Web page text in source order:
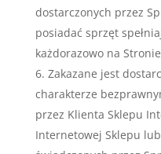
dostarczonych przez
posiadać sprzęt
każdorazowo na
Zakazane jest
charakterze
przez Klienta Sklepu
Internetowej Sklepu